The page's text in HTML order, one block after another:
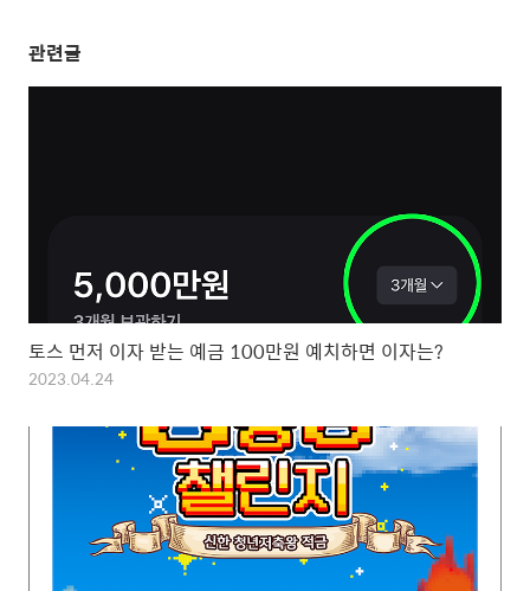
관련글
토스 먼저 이자 받는 예금 100만원 예치하면 이자는?
2023.04.24